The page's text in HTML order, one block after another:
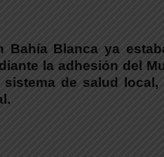
Blanca ya
la adhesión del
de salud